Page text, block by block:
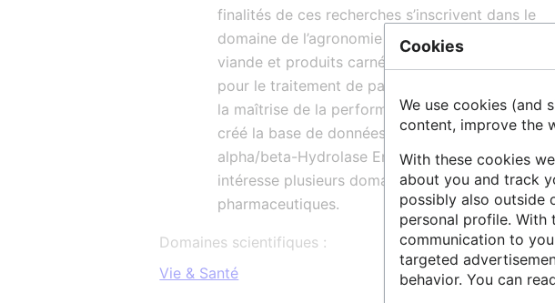
finalités de ces recherches s’inscrivent dans le
domaine de l’agronomie pour la production de
viande et produits carnés, mais aussi de la santé
pour le traitement de pathologies et du sport
la maîtrise de la performance physique. DMEM a
créé la base de données ESTHER (ESTerases,
alpha/beta-Hydrolase Enzymes and Relatives)
intéresse plusieurs domaines agro-industriels et
pharmaceutiques.
Domaines scientifiques :
Vie & Santé
Cookies
We use cookies (and
content, improve the
With these cookies
about you and track
possibly also outside
personal profile. With
communication to
targeted
behavior. You can